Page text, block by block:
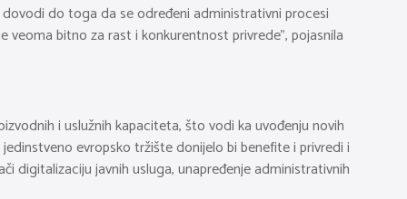
do toga da se određeni administrativni procesi
bitno za rast i konkurentnost privrede”, pojasnila
i uslužnih kapaciteta, što vodi ka uvođenju novih
evropsko tržište donijelo bi benefite i privredi i
digitalizaciju javnih usluga, unapređenje administrativnih